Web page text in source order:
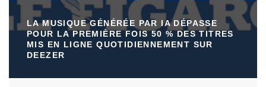
LA MUSIQUE GÉNÉRÉE PAR IA DÉPASSE
POUR LA PREMIÈRE FOIS 50 % DES TITRES
MIS EN LIGNE QUOTIDIENNEMENT SUR
DEEZER